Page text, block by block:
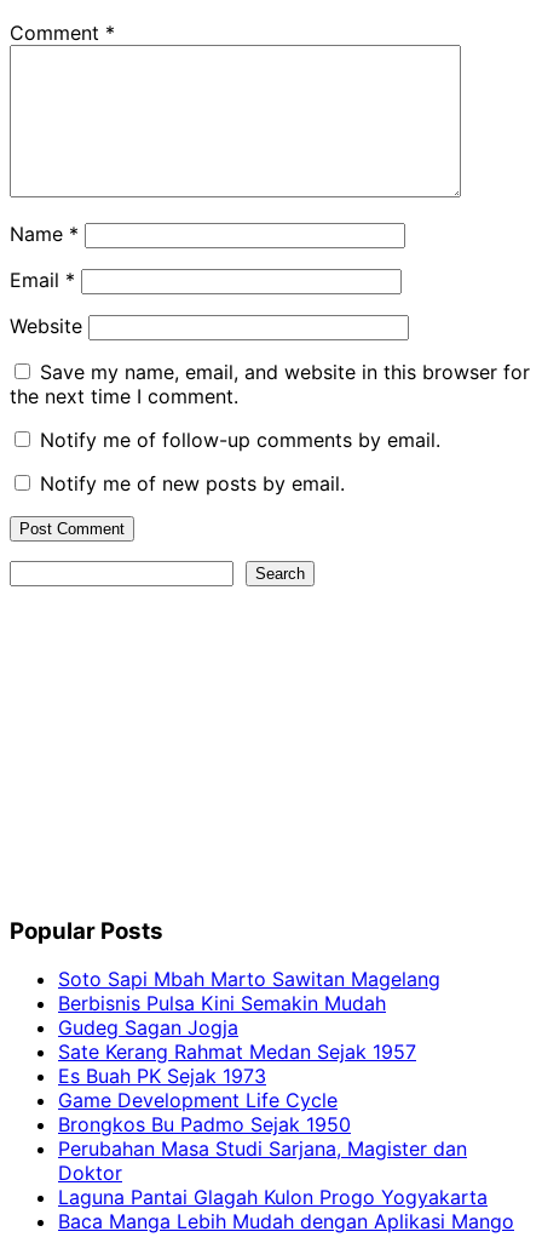
Comment *
Name *
Email *
Website
Save my name, email, and website in this browser for
the next time I comment.
Notify me of follow-up comments by email.
Notify me of new posts by email.
Search
Popular Posts
Soto Sapi Mbah Marto Sawitan Magelang
Berbisnis Pulsa Kini Semakin Mudah
Gudeg Sagan Jogja
Sate Kerang Rahmat Medan Sejak 1957
Es Buah PK Sejak 1973
Game Development Life Cycle
Brongkos Bu Padmo Sejak 1950
Perubahan Masa Studi Sarjana, Magister dan
Doktor
Laguna Pantai Glagah Kulon Progo Yogyakarta
Baca Manga Lebih Mudah dengan Aplikasi Mango